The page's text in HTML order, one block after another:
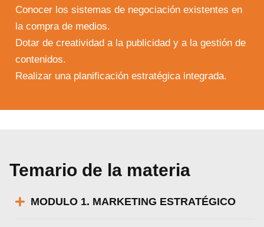
Conocer los sistemas de negociación existentes en
la compra de medios.
Dotar de creatividad a la publicidad y a la gestión de
contenidos.
Realizar una planificación estratégica integrada.
Temario de la materia
MODULO 1. MARKETING ESTRATÉGICO